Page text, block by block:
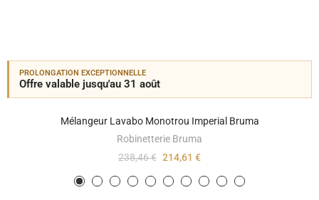
PROLONGATION EXCEPTIONNELLE
Offre valable jusqu'au 31 août
Mélangeur Lavabo Monotrou Imperial Bruma
Robinetterie Bruma
238,46 € 214,61 €